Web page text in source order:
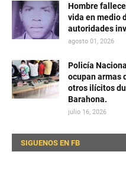
Hombre
vida en medio
autoridades
agosto 01, 2026
Policía
ocupan armas
otros ilícitos
Barahona.
julio 16, 2026
SIGUENOS EN FB